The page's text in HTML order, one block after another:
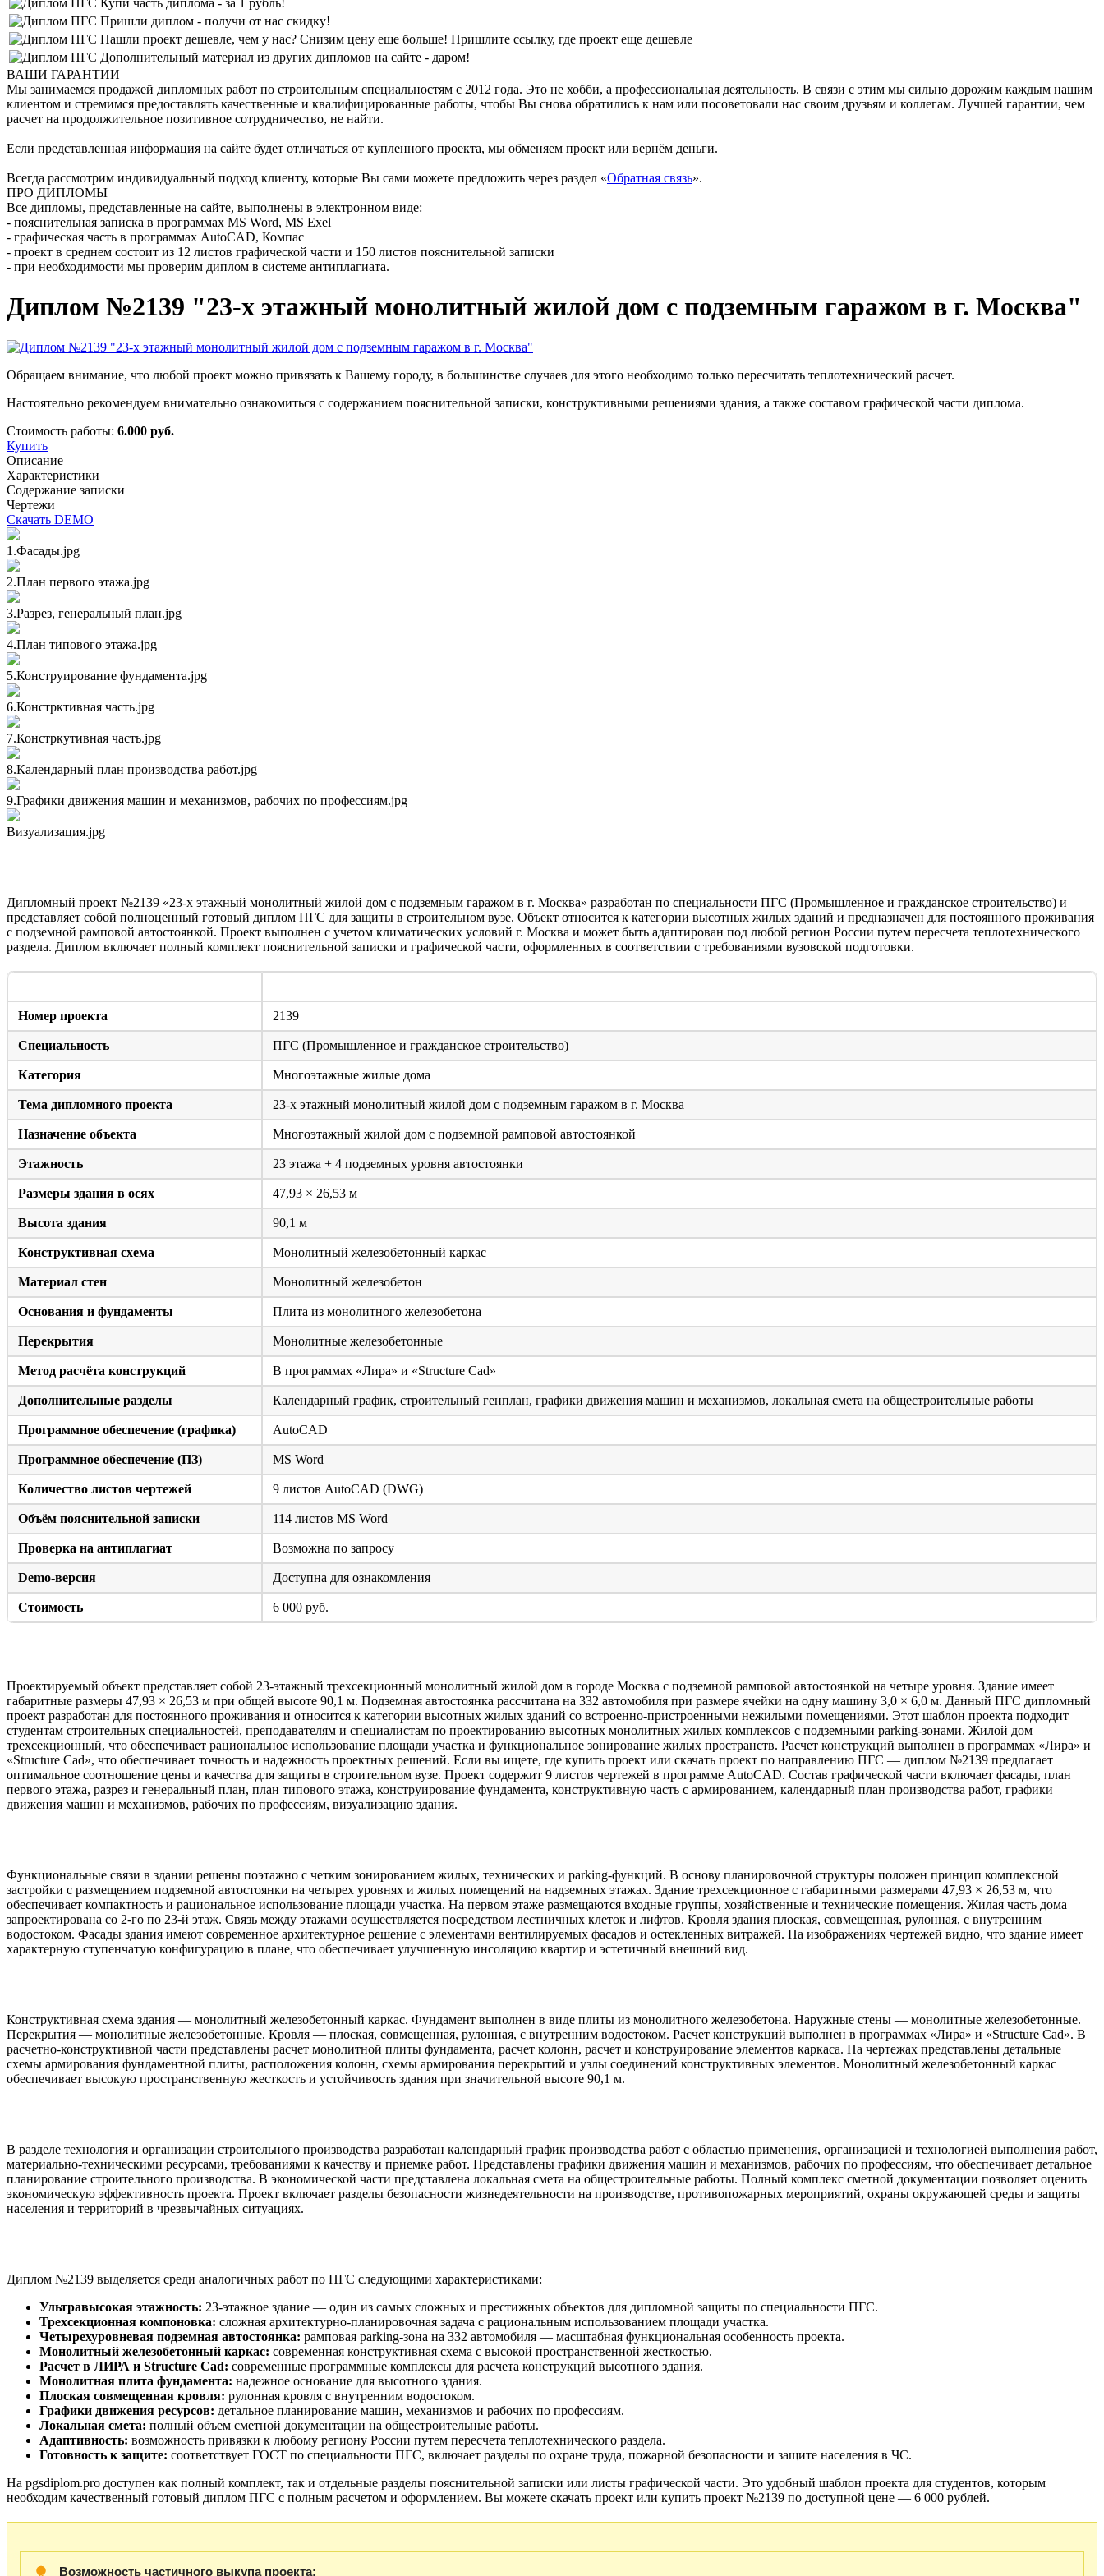
Купи часть диплома - за 1 рубль!
Пришли диплом - получи от нас скидку!
Нашли проект дешевле, чем у нас? Снизим цену еще больше! Пришлите ссылку, где проект еще дешевле
Дополнительный материал из других дипломов на сайте - даром!
ВАШИ ГАРАНТИИ
Мы занимаемся продажей дипломных работ по строительным специальностям с 2012 года. Это не хобби, а профессиональная деятельность. В связи с этим мы сильно дорожим каждым нашим
клиентом и стремимся предоставлять качественные и квалифицированные работы, чтобы Вы снова обратились к нам или посоветовали нас своим друзьям и коллегам. Лучшей гарантии, чем
расчет на продолжительное позитивное сотрудничество, не найти.
Если представленная информация на сайте будет отличаться от купленного проекта, мы обменяем проект или вернём деньги.
Всегда рассмотрим индивидуальный подход клиенту, которые Вы сами можете предложить через раздел «Обратная связь».
ПРО ДИПЛОМЫ
Все дипломы, представленные на сайте, выполнены в электронном виде:
- пояснительная записка в программах MS Word, MS Exel
- графическая часть в программах AutoCAD, Компас
- проект в среднем состоит из 12 листов графической части и 150 листов пояснительной записки
- при необходимости мы проверим диплом в системе антиплагиата.
Диплом №2139 "23-х этажный монолитный жилой дом с подземным гаражом в г. Москва"
Обращаем внимание, что любой проект можно привязать к Вашему городу, в большинстве случаев для этого необходимо только пересчитать теплотехнический расчет.
Настоятельно рекомендуем внимательно ознакомиться с содержанием пояснительной записки, конструктивными решениями здания, а также составом графической части диплома.
Стоимость работы: 6.000 руб.
Купить
Описание
Характеристики
Содержание записки
Чертежи
Скачать DEMO
1.Фасады.jpg
2.План первого этажа.jpg
3.Разрез, генеральный план.jpg
4.План типового этажа.jpg
5.Конструирование фундамента.jpg
6.Констрктивная часть.jpg
7.Констркутивная часть.jpg
8.Календарный план производства работ.jpg
9.Графики движения машин и механизмов, рабочих по профессиям.jpg
Визуализация.jpg
Дипломный проект №2139 «23-х этажный монолитный жилой дом с подземным гаражом в г. Москва» разработан по специальности ПГС (Промышленное и гражданское строительство) и
представляет собой полноценный готовый диплом ПГС для защиты в строительном вузе. Объект относится к категории высотных жилых зданий и предназначен для постоянного проживания
с подземной рамповой автостоянкой. Проект выполнен с учетом климатических условий г. Москва и может быть адаптирован под любой регион России путем пересчета теплотехнического
раздела. Диплом включает полный комплект пояснительной записки и графической части, оформленных в соответствии с требованиями вузовской подготовки.
Номер проекта 2139
Специальность ПГС (Промышленное и гражданское строительство)
Категория Многоэтажные жилые дома
Тема дипломного проекта 23-х этажный монолитный жилой дом с подземным гаражом в г. Москва
Назначение объекта Многоэтажный жилой дом с подземной рамповой автостоянкой
Этажность 23 этажа + 4 подземных уровня автостоянки
Размеры здания в осях 47,93 × 26,53 м
Высота здания 90,1 м
Конструктивная схема Монолитный железобетонный каркас
Материал стен Монолитный железобетон
Основания и фундаменты Плита из монолитного железобетона
Перекрытия Монолитные железобетонные
Метод расчёта конструкций В программах «Лира» и «Structure Cad»
Дополнительные разделы Календарный график, строительный генплан, графики движения машин и механизмов, локальная смета на общестроительные работы
Программное обеспечение (графика) AutoCAD
Программное обеспечение (ПЗ) MS Word
Количество листов чертежей 9 листов AutoCAD (DWG)
Объём пояснительной записки 114 листов MS Word
Проверка на антиплагиат Возможна по запросу
Demo-версия Доступна для ознакомления
Стоимость 6 000 руб.
Проектируемый объект представляет собой 23-этажный трехсекционный монолитный жилой дом в городе Москва с подземной рамповой автостоянкой на четыре уровня. Здание имеет
габаритные размеры 47,93 × 26,53 м при общей высоте 90,1 м. Подземная автостоянка рассчитана на 332 автомобиля при размере ячейки на одну машину 3,0 × 6,0 м. Данный ПГС дипломный
проект разработан для постоянного проживания и относится к категории высотных жилых зданий со встроенно-пристроенными нежилыми помещениями. Этот шаблон проекта подходит
студентам строительных специальностей, преподавателям и специалистам по проектированию высотных монолитных жилых комплексов с подземными parking-зонами. Жилой дом
трехсекционный, что обеспечивает рациональное использование площади участка и функциональное зонирование жилых пространств. Расчет конструкций выполнен в программах «Лира» и
«Structure Cad», что обеспечивает точность и надежность проектных решений. Если вы ищете, где купить проект или скачать проект по направлению ПГС — диплом №2139 предлагает
оптимальное соотношение цены и качества для защиты в строительном вузе. Проект содержит 9 листов чертежей в программе AutoCAD. Состав графической части включает фасады, план
первого этажа, разрез и генеральный план, план типового этажа, конструирование фундамента, конструктивную часть с армированием, календарный план производства работ, графики
движения машин и механизмов, рабочих по профессиям, визуализацию здания.
Функциональные связи в здании решены поэтажно с четким зонированием жилых, технических и parking-функций. В основу планировочной структуры положен принцип комплексной
застройки с размещением подземной автостоянки на четырех уровнях и жилых помещений на надземных этажах. Здание трехсекционное с габаритными размерами 47,93 × 26,53 м, что
обеспечивает компактность и рациональное использование площади участка. На первом этаже размещаются входные группы, хозяйственные и технические помещения. Жилая часть дома
запроектирована со 2-го по 23-й этаж. Связь между этажами осуществляется посредством лестничных клеток и лифтов. Кровля здания плоская, совмещенная, рулонная, с внутренним
водостоком. Фасады здания имеют современное архитектурное решение с элементами вентилируемых фасадов и остекленных витражей. На изображениях чертежей видно, что здание имеет
характерную ступенчатую конфигурацию в плане, что обеспечивает улучшенную инсоляцию квартир и эстетичный внешний вид.
Конструктивная схема здания — монолитный железобетонный каркас. Фундамент выполнен в виде плиты из монолитного железобетона. Наружные стены — монолитные железобетонные.
Перекрытия — монолитные железобетонные. Кровля — плоская, совмещенная, рулонная, с внутренним водостоком. Расчет конструкций выполнен в программах «Лира» и «Structure Cad». В
расчетно-конструктивной части представлены расчет монолитной плиты фундамента, расчет колонн, расчет и конструирование элементов каркаса. На чертежах представлены детальные
схемы армирования фундаментной плиты, расположения колонн, схемы армирования перекрытий и узлы соединений конструктивных элементов. Монолитный железобетонный каркас
обеспечивает высокую пространственную жесткость и устойчивость здания при значительной высоте 90,1 м.
В разделе технология и организации строительного производства разработан календарный график производства работ с областью применения, организацией и технологией выполнения работ,
материально-техническими ресурсами, требованиями к качеству и приемке работ. Представлены графики движения машин и механизмов, рабочих по профессиям, что обеспечивает детальное
планирование строительного производства. В экономической части представлена локальная смета на общестроительные работы. Полный комплекс сметной документации позволяет оценить
экономическую эффективность проекта. Проект включает разделы безопасности жизнедеятельности на производстве, противопожарных мероприятий, охраны окружающей среды и защиты
населения и территорий в чрезвычайных ситуациях.
Диплом №2139 выделяется среди аналогичных работ по ПГС следующими характеристиками:
Ультравысокая этажность: 23-этажное здание — один из самых сложных и престижных объектов для дипломной защиты по специальности ПГС.
Трехсекционная компоновка: сложная архитектурно-планировочная задача с рациональным использованием площади участка.
Четырехуровневая подземная автостоянка: рамповая parking-зона на 332 автомобиля — масштабная функциональная особенность проекта.
Монолитный железобетонный каркас: современная конструктивная схема с высокой пространственной жесткостью.
Расчет в ЛИРА и Structure Cad: современные программные комплексы для расчета конструкций высотного здания.
Монолитная плита фундамента: надежное основание для высотного здания.
Плоская совмещенная кровля: рулонная кровля с внутренним водостоком.
Графики движения ресурсов: детальное планирование машин, механизмов и рабочих по профессиям.
Локальная смета: полный объем сметной документации на общестроительные работы.
Адаптивность: возможность привязки к любому региону России путем пересчета теплотехнического раздела.
Готовность к защите: соответствует ГОСТ по специальности ПГС, включает разделы по охране труда, пожарной безопасности и защите населения в ЧС.
На pgsdiplom.pro доступен как полный комплект, так и отдельные разделы пояснительной записки или листы графической части. Это удобный шаблон проекта для студентов, которым
необходим качественный готовый диплом ПГС с полным расчетом и оформлением. Вы можете скачать проект или купить проект №2139 по доступной цене — 6 000 рублей.
Возможность частичного выкупа проекта: